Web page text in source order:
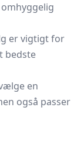
er vigtigt for
bedste
en
også passer